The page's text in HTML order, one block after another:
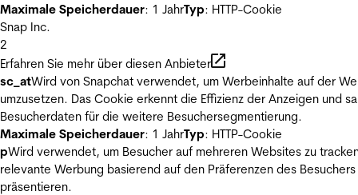
Maximale Speicherdauer: 1 JahrTyp: HTTP-Cookie
Snap Inc.
2
Erfahren Sie mehr über diesen Anbieter
sc_atWird von Snapchat verwendet, um Werbeinhalte auf der
umzusetzen. Das Cookie erkennt die Effizienz der Anzeigen und
Besucherdaten für die weitere Besuchersegmentierung.
Maximale Speicherdauer: 1 JahrTyp: HTTP-Cookie
pWird verwendet, um Besucher auf mehreren Websites zu
relevante Werbung basierend auf den Präferenzen des Besuchers
präsentieren.